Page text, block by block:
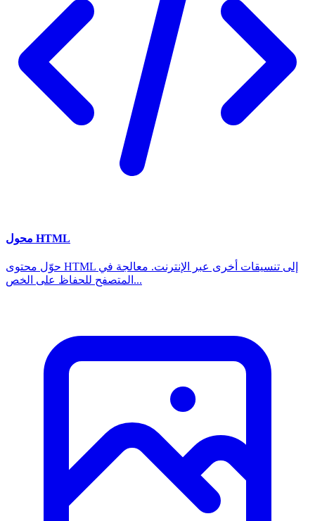
محول HTML
حوّل محتوى HTML إلى تنسيقات أخرى عبر الإنترنت. معالجة في
المتصفح للحفاظ على الخص...